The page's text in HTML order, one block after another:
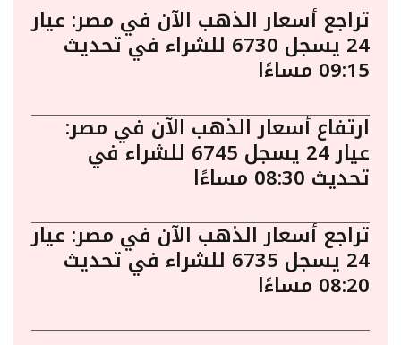
تراجع أسعار الذهب الآن في مصر: عيار
24 يسجل 6730 للشراء في تحديث
09:15 مساءًا
ارتفاع أسعار الذهب الآن في مصر:
عيار 24 يسجل 6745 للشراء في
تحديث 08:30 مساءًا
تراجع أسعار الذهب الآن في مصر: عيار
24 يسجل 6735 للشراء في تحديث
08:20 مساءًا